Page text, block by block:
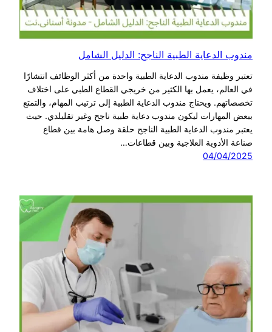
مندوب الدعاية الطبية الناجح: الدليل الشامل
تعتبر وظيفة مندوب الدعاية الطبية واحدة من أكثر الوظائف انتشارًا
في العالم، يعمل بها الكثير من خريجي القطاع الطبي على اختلاف
تخصصاتهم. ويحتاج مندوب الدعاية الطبية إلى ترتيب المهام، والتمتع
ببعض المهارات ليكون مندوب دعاية طبية ناجح وغير تقليلدي. حيث
يعتبر مندوب الدعاية الطبية الناجح حلقة وصل هامة بين قطاع
صناعة الأدوية العلاجية وبين قطاعات…
04/04/2025